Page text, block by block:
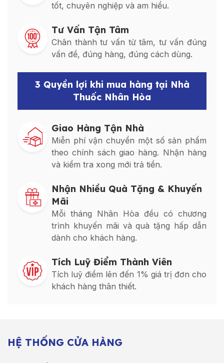
tốt, chuyên nghiệp và am hiểu.
Tư Vấn Tận Tâm
Chân thành tư vấn từ tâm, tư vấn đúng
vấn đề, đúng hàng, đúng cách dùng.
3 Quyền lợi khi mua hàng tại Nhà
Thuốc Nhân Hòa
Giao Hàng Tận Nhà
Miễn phí vận chuyển một số sản phẩm
theo chính sách giao hàng. Nhận hàng
và kiểm tra xong mới trả tiền.
Nhận Nhiều Quà Tặng & Khuyến
Mãi
Mỗi tháng Nhân Hòa đều có chương
trình khuyến mãi và quà tặng hấp dẫn
dành cho khách hàng.
Tích Luỹ Điểm Thành Viên
Tích luỹ điểm lên đến 1% giá trị đơn cho
khách hàng thân thiết.
HỆ THỐNG CỬA HÀNG